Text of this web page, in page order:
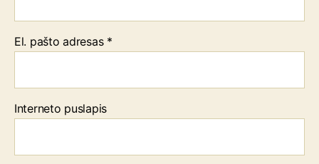
El. pašto adresas *
Interneto puslapis